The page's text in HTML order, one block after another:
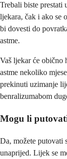
Trebali biste prestati
ljekara, čak i ako se
bi dovesti do
astme.
Vaš ljekar će obično
astme nekoliko
prekinuti uzimanje
benralizumabom
Mogu li
Da, možete putovati
unaprijed. Lijek se